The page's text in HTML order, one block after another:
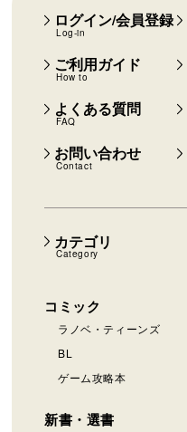
カテゴリ
Category
コミック
ラノベ・ティーンズ
BL
ゲーム攻略本
新書・選書
ログイン/会員登録
Log-in
ご利用ガイド
How to
よくある質問
FAQ
お問い合わせ
Contact